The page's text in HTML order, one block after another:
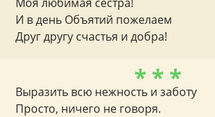
И в день Объятий пожелаем
Друг другу счастья и добра!
* * *
Выразить всю нежность и заботу
Просто, ничего не говоря.